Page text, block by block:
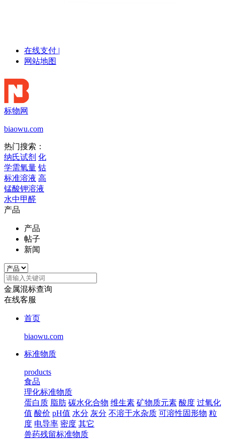
在线支付 |
网站地图
标物网
biaowu.com
热门搜索：
纳氏试剂 化
学需氧量 钴
标准溶液 高
锰酸钾溶液
水中甲醛
产品
产品
帖子
新闻
金属混标查询
在线客服
首页
biaowu.com
标准物质
products
食品
理化标准物质
蛋白质 脂肪 碳水化合物 维生素 矿物质元素 酸度 过氧化
值 酸价 pH值 水分 灰分 不溶于水杂质 可溶性固形物 粒
度 电导率 密度 其它
兽药残留标准物质